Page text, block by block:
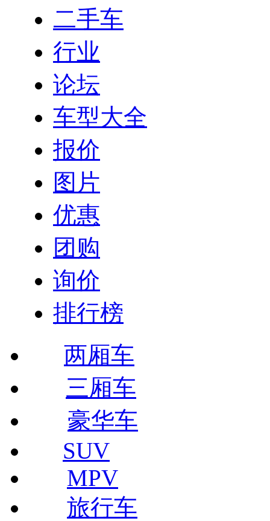
二手车
行业
论坛
车型大全
报价
图片
优惠
团购
询价
排行榜
两厢车
三厢车
豪华车
SUV
MPV
旅行车